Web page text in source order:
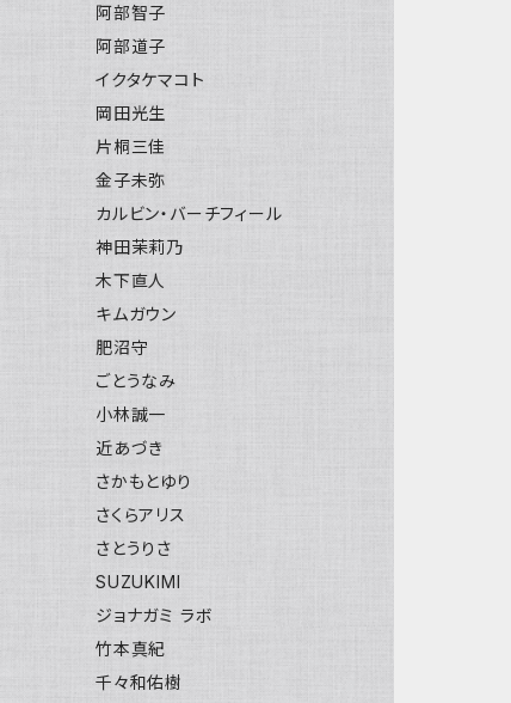
阿部智子
阿部道子
イクタケマコト
岡田光生
片桐三佳
金子未弥
カルビン・バーチフィール
神田茉莉乃
木下直人
キムガウン
肥沼守
ごとうなみ
小林誠一
近あづき
さかもとゆり
さくらアリス
さとうりさ
SUZUKIMI
ジョナガミ ラボ
竹本真紀
千々和佑樹